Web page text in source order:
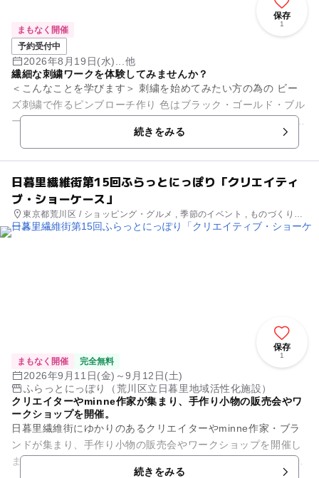
保存
1
まもなく開催
予約受付中
2026年8月19日(水)...他
繊細な刺繍ワークを体験してみませんか？
＜こんなことを学びます＞ 刺繍を始めてみたい方の為の ビー
ズ刺繍で作るピンブローチ作り 色はブラック・ゴールド・ブル
ーの三色からお選び頂けます。 ＜こんなことが出来るようにな
続きをみる
日暮里繊維街第15回ふらっとにっぽり「クリエイティ
ブ・ショーケース」
東京都荒川区 / ショッピング・グルメ , 季節のイベント , ものづくり・
学び体験 , 街なかイベント
保存
1
まもなく開催 完全無料
2026年9月11日(金)～9月12日(土)
ふらっとにっぽり（荒川区立日暮里地域活性化施設）
クリエイターやminne作家が集まり、手作り小物の販売会やワ
ークショップを開催。
日暮里繊維街にゆかりのあるクリエイターやminne作家・ブラ
ンドが集まり、手作り小物の販売会やワークショップを開催し
ます。 開催日 2026年9月11日（金曜日）～9月12日（土曜
続きをみる